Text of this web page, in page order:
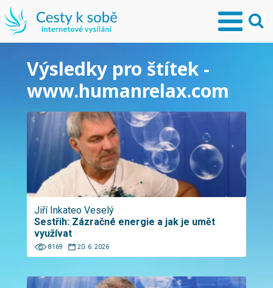
Výsledky pro štítek -
www.humanrelax.com
Jiří Inkateo Veselý
Sestřih: Zázračné energie a jak je umět
využívat
8169 20. 6. 2026